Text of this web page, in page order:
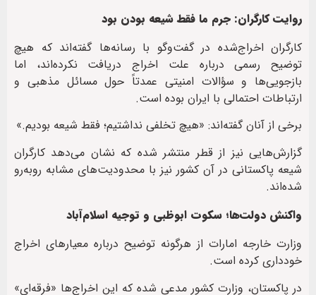
روایت کارگران: جرم ما فقط شیعه بودن بود
کارگران اخراج‌شده در گفت‌وگو با رسانه‌ها گفته‌اند که هیچ
توضیح رسمی درباره علت اخراج دریافت نکرده‌اند، اما
بازجویی‌ها و سؤالات امنیتی عمدتاً حول مسائل مذهبی و
ارتباطات احتمالی با ایران بوده است.
برخی از آنان گفته‌اند: «هیچ تخلفی نداشتیم؛ فقط شیعه بودیم.»
گزارش‌هایی نیز از قطر منتشر شده که نشان می‌دهد کارگران
شیعه پاکستانی در آن کشور نیز با محدودیت‌های مشابه روبه‌رو
شده‌اند.
واکنش دولت‌ها؛ سکوت ابوظبی و توجیه اسلام‌آباد
وزارت خارجه امارات از هرگونه توضیح درباره معیارهای اخراج
خودداری کرده است.
در پاکستان، وزارت کشور مدعی شده که این اخراج‌ها «فرقه‌ای»